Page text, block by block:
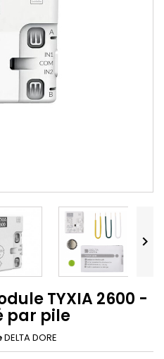

TYXIA 2600 -
par pile
DELTA DORE